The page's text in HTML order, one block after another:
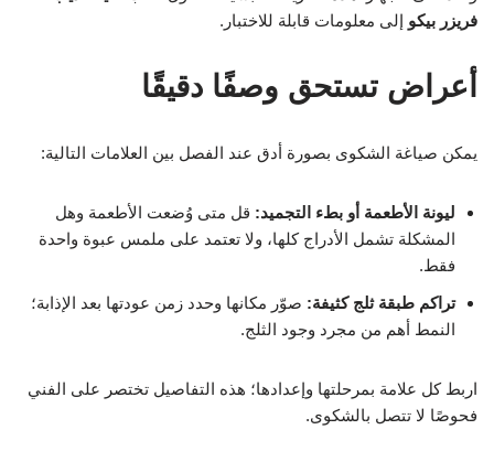
فريزر بيكو إلى معلومات قابلة للاختبار.
أعراض تستحق وصفًا دقيقًا
يمكن صياغة الشكوى بصورة أدق عند الفصل بين العلامات التالية:
ليونة الأطعمة أو بطء التجميد: قل متى وُضعت الأطعمة وهل
المشكلة تشمل الأدراج كلها، ولا تعتمد على ملمس عبوة واحدة
فقط.
تراكم طبقة ثلج كثيفة: صوّر مكانها وحدد زمن عودتها بعد الإذابة؛
النمط أهم من مجرد وجود الثلج.
اربط كل علامة بمرحلتها وإعدادها؛ هذه التفاصيل تختصر على الفني
فحوصًا لا تتصل بالشكوى.